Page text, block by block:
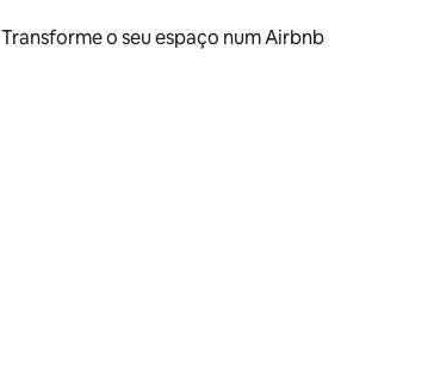
Transforme o seu espaço num Airbnb